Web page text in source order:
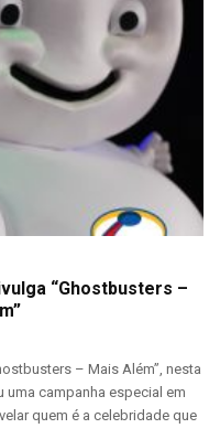
“Ghostbusters –
– Mais Além”, nesta
uma campanha especial em
quem é a celebridade que